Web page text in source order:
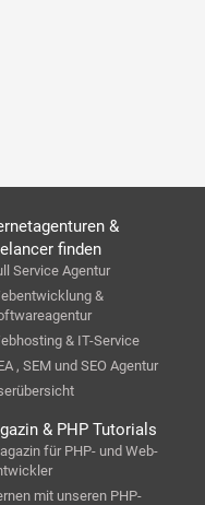
&
finden
Service Agentur
&
& IT-Service
, SEM und SEO Agentur
& PHP Tutorials
für PHP- und Web-
mit unseren PHP-